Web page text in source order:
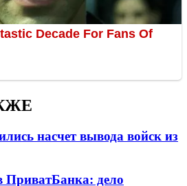
насчет вывода войск из
ПриватБанка: дело